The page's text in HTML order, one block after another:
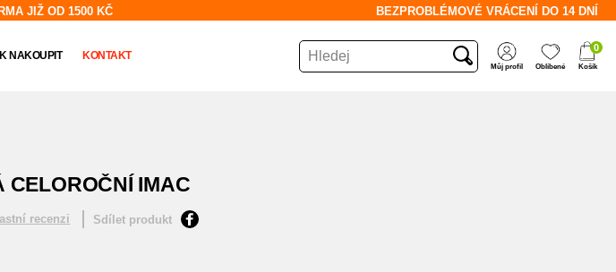
JIŽ OD 1500 KČ BEZPROBLÉMOVÉ VRÁCENÍ DO 14 DNÍ
NAKOUPIT KONTAKT
Hledat
Hledej
Můj profil Oblíbené Košík
0
CELOROČNÍ IMAC
recenzi Sdílet produkt